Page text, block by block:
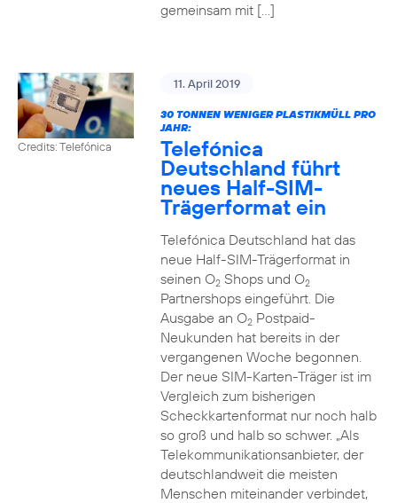
gemeinsam mit […]
Credits: Telefónica
11. April 2019
30 TONNEN WENIGER PLASTIKMÜLL PRO
JAHR:
Telefónica
Deutschland führt
neues Half-SIM-
Trägerformat ein
Telefónica Deutschland hat das
neue Half-SIM-Trägerformat in
seinen O2Shops und O2
Partnershops eingeführt. Die
Ausgabe an O2Postpaid-
Neukunden hat bereits in der
vergangenen Woche begonnen.
Der neue SIM-Karten-Träger ist im
Vergleich zum bisherigen
Scheckkartenformat nur noch halb
so groß und halb so schwer. „Als
Telekommunikationsanbieter, der
deutschlandweit die meisten
Menschen miteinander verbindet,